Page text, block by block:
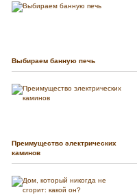
Выбираем банную печь
Преимущество электрических
каминов